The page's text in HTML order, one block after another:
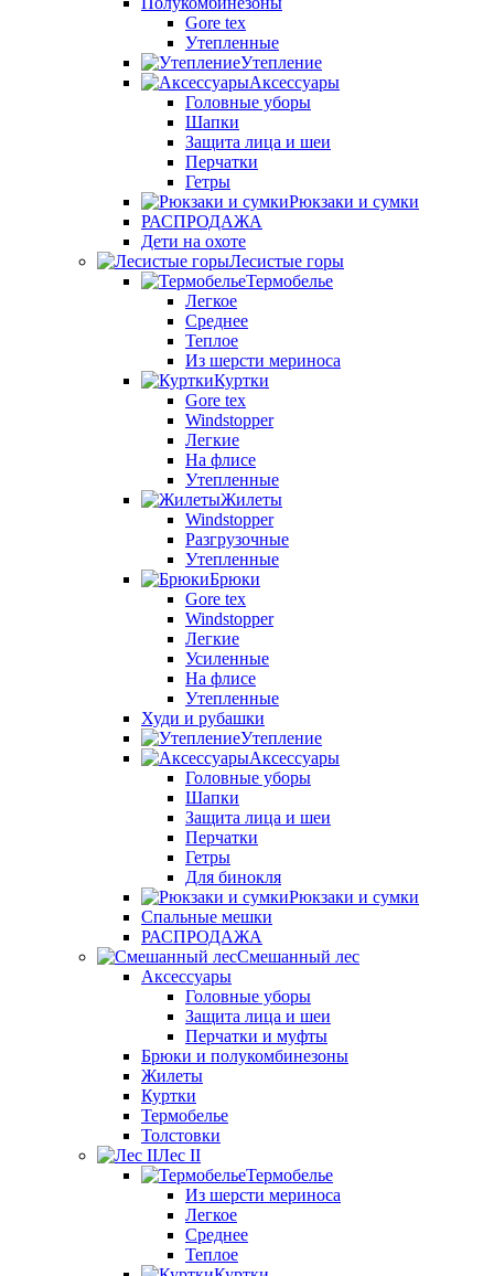
Gore tex
Утепленные
Утепление
Аксессуары
Головные уборы
Шапки
Защита лица и шеи
Перчатки
Гетры
Рюкзаки и сумки
РАСПРОДАЖА
Дети на охоте
Лесистые горы
Термобелье
Легкое
Среднее
Теплое
Из шерсти мериноса
Куртки
Gore tex
Windstopper
Легкие
На флисе
Утепленные
Жилеты
Windstopper
Разгрузочные
Утепленные
Брюки
Gore tex
Windstopper
Легкие
Усиленные
На флисе
Утепленные
Худи и рубашки
Утепление
Аксессуары
Головные уборы
Шапки
Защита лица и шеи
Перчатки
Гетры
Для бинокля
Рюкзаки и сумки
Спальные мешки
РАСПРОДАЖА
Смешанный лес
Аксессуары
Головные уборы
Защита лица и шеи
Перчатки и муфты
Брюки и полукомбинезоны
Жилеты
Куртки
Термобелье
Толстовки
Лес II
Термобелье
Из шерсти мериноса
Легкое
Среднее
Теплое